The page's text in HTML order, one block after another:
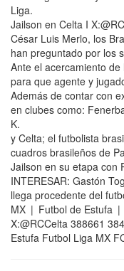
Liga.
Jailson en Celta I
César Luis Merlo, los
han preguntado por los
Ante el acercamiento
para que agente y
Además de contar con
en clubes como:
K.
y Celta; el futbolista
cuadros brasileños de
Jailson en su etapa con
INTERESAR: Gastón
llega procedente del
MX | Futbol de Estufa
X:@RCCelta 388661
Estufa Futbol Liga MX